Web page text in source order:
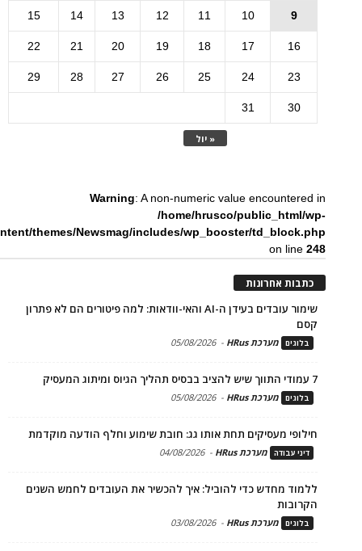
« יול
9
10
11
12
13
14
15
16
17
18
19
20
21
22
23
24
25
26
27
28
29
30
31
Warning: A non-numeric value encountered in
/home/hrusco/public_html/wp-
themes/Newsmag/includes/wp_booster/td_block.php
on line248
כתבות אחרונות
שימור עובדים בעידן ה-AI והאי-וודאות: למה פיטורים הם לא פתרון
קסם
בלוגים מערכת HRus -
05/08/2026
7 עמודי התווך שיש להציב בבסיס תהליך הגיוס ומיתוג המעסיק
בלוגים מערכת HRus -
05/08/2026
חילופי מעסיקים תחת אותו גג: חובת שימוע וחלף הודעה מוקדמת
דיני עבודה מערכת HRus -
04/08/2026
ללמוד מחדש כדי להוביל: איך להכשיר את העובדים לחמש השנים
הקרובות
בלוגים מערכת HRus -
03/08/2026